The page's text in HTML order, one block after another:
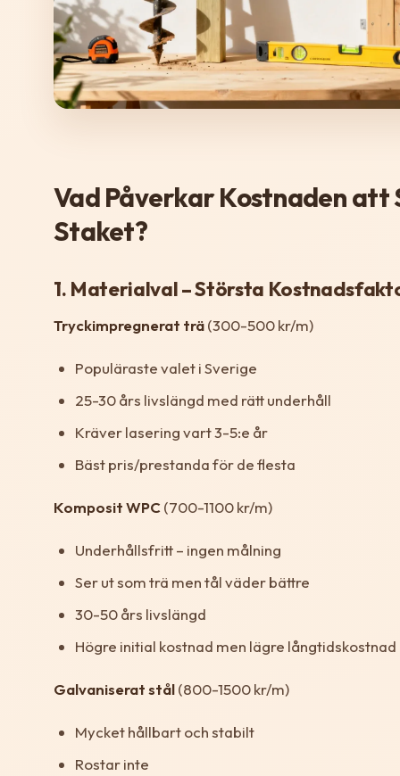
Vad Påverkar Kostnaden att
Staket?
1. Materialval – Största
Tryckimpregnerat trä(300-500 kr/m)
Populäraste valet i Sverige
25-30 års livslängd med rätt underhåll
Kräver lasering vart 3-5:e år
Bäst pris/prestanda för de flesta
Komposit WPC(700-1100 kr/m)
Underhållsfritt – ingen målning
Ser ut som trä men tål väder bättre
30-50 års livslängd
Högre initial kostnad men lägre långtidskostnad
Galvaniserat stål(800-1500 kr/m)
Mycket hållbart och stabilt
Rostar inte